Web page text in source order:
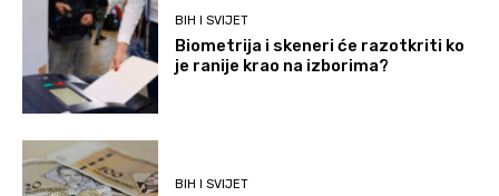
BIH I SVIJET
Biometrija i skeneri će razotkriti ko
je ranije krao na izborima?
BIH I SVIJET